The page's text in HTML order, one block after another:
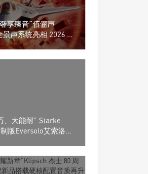
享臻音”佰俪声
声系统亮相 2026 北
、大能耐” Starke
版Eversolo艾索洛